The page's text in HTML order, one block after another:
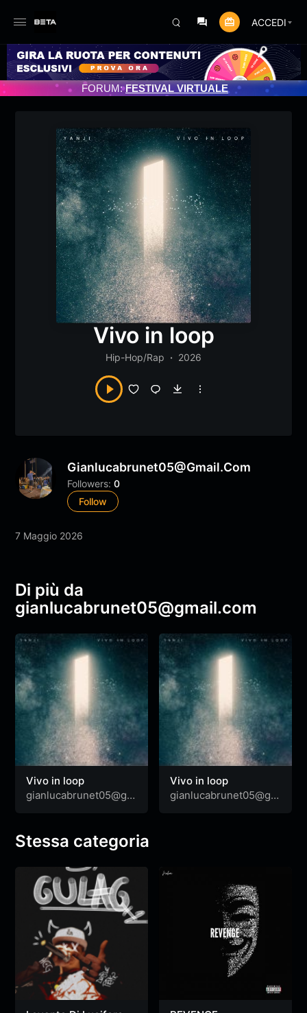
ACCEDI
3/07/2025
FORUM:FESTIVAL VIRTUALE
Vivo in loop
Hip-Hop/Rap 2026
Gianlucabrunet05@gmail.com
Followers: 0
Follow
7 Maggio 2026
Di più da
gianlucabrunet05@gmail.com
Vivo in loop
gianlucabrunet05@gm
Vivo in loop
gianlucabrunet05@gm
Stessa categoria